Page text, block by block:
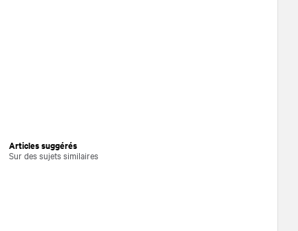
Articles suggérés
Sur des sujets similaires